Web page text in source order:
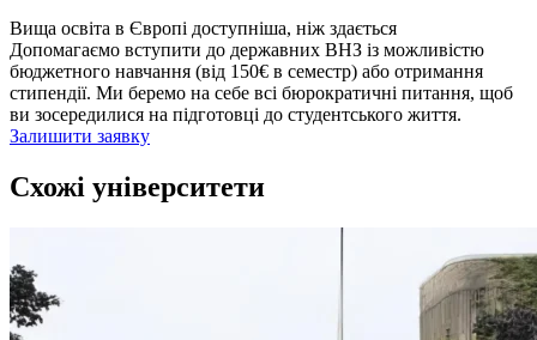
Вища освіта в Європі доступніша, ніж здається
Допомагаємо вступити до державних ВНЗ із можливістю
бюджетного навчання (від 150€ в семестр) або отримання
стипендії. Ми беремо на себе всі бюрократичні питання, щоб
ви зосередилися на підготовці до студентського життя.
Залишити заявку
Схожі університети